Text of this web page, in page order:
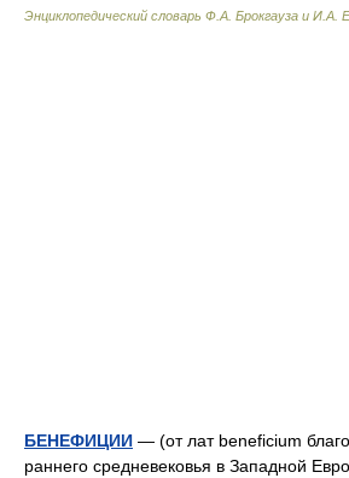
Энциклопедический словарь Ф.А. Брокгауза и И.А.
БЕНЕФИЦИИ — (от лат beneficium
раннего средневековья в Западной